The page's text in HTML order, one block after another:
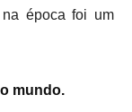
época foi um
mundo.